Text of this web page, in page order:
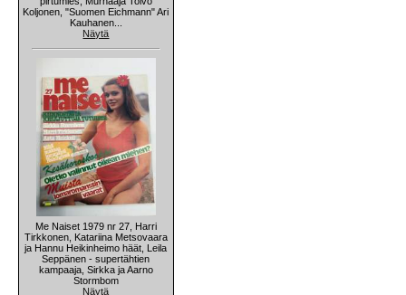
Koljonen, "Suomen Eichmann" Ari
Kauhanen...
Näytä
Me Naiset 1979 nr 27, Harri
Tirkkonen, Katariina Metsovaara
ja Hannu Heikinheimo häät, Leila
Seppänen - supertähtien
kampaaja, Sirkka ja Aarno
Stormbom
Näytä